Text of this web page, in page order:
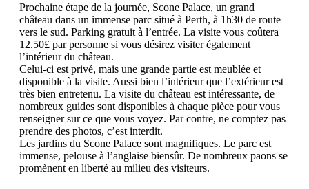
Prochaine étape de la journée, Scone Palace, un grand
château dans un immense parc situé à Perth, à 1h30 de route
vers le sud. Parking gratuit à l’entrée. La visite vous coûtera
12.50£ par personne si vous désirez visiter également
l’intérieur du château.
Celui-ci est privé, mais une grande partie est meublée et
disponible à la visite. Aussi bien l’intérieur que l’extérieur est
très bien entretenu. La visite du château est intéressante, de
nombreux guides sont disponibles à chaque pièce pour vous
renseigner sur ce que vous voyez. Par contre, ne comptez pas
prendre des photos, c’est interdit.
Les jardins du Scone Palace sont magnifiques. Le parc est
immense, pelouse à l’anglaise biensûr. De nombreux paons se
promènent en liberté au milieu des visiteurs.